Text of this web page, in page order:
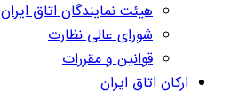
هیئت نمایندگان اتاق ایران
شورای عالی نظارت
قوانین و مقررات
ارکان اتاق ایران